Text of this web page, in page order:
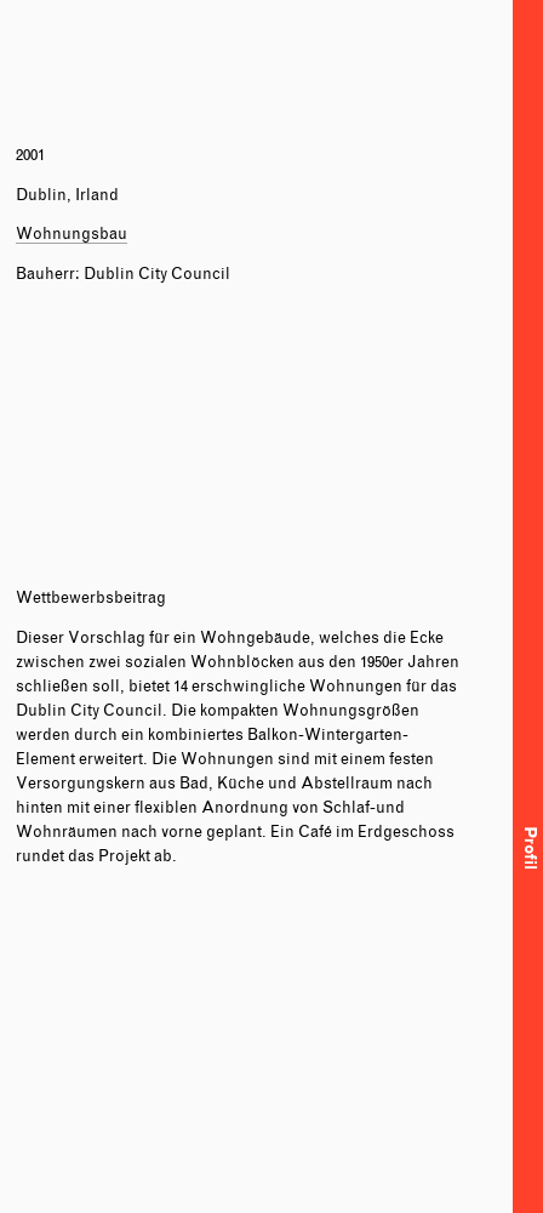
Profil
2001
Dublin, Irland
Wohnungsbau
Bauherr: Dublin City Council
Wettbewerbsbeitrag
Dieser Vorschlag für ein Wohngebäude, welches die Ecke
zwischen zwei sozialen Wohnblöcken aus den 1950er Jahren
schließen soll, bietet 14 erschwingliche Wohnungen für das
Dublin City Council. Die kompakten Wohnungsgrößen
werden durch ein kombiniertes Balkon-Wintergarten-
Element erweitert. Die Wohnungen sind mit einem festen
Versorgungskern aus Bad, Küche und Abstellraum nach
hinten mit einer flexiblen Anordnung von Schlaf-und
Wohnräumen nach vorne geplant. Ein Café im Erdgeschoss
rundet das Projekt ab.